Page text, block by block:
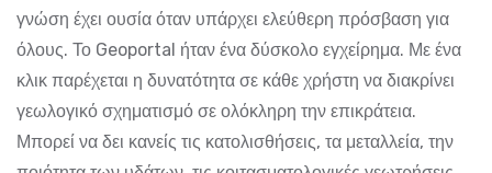
γνώση έχει ουσία όταν υπάρχει ελεύθερη πρόσβαση για
όλους. Το Geoportal ήταν ένα δύσκολο εγχείρημα. Με ένα
κλικ παρέχεται η δυνατότητα σε κάθε χρήστη να διακρίνει
γεωλογικό σχηματισμό σε ολόκληρη την επικράτεια.
Μπορεί να δει κανείς τις κατολισθήσεις, τα μεταλλεία, την